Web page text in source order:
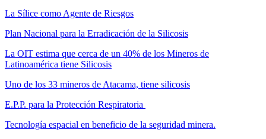
La Sílice como Agente de Riesgos
Plan Nacional para la Erradicación de la Silicosis
La OIT estima que cerca de un 40% de los Mineros de
Latinoamérica tiene Silicosis
Uno de los 33 mineros de Atacama, tiene silicosis
E.P.P. para la Protección Respiratoria
Tecnología espacial en beneficio de la seguridad minera.